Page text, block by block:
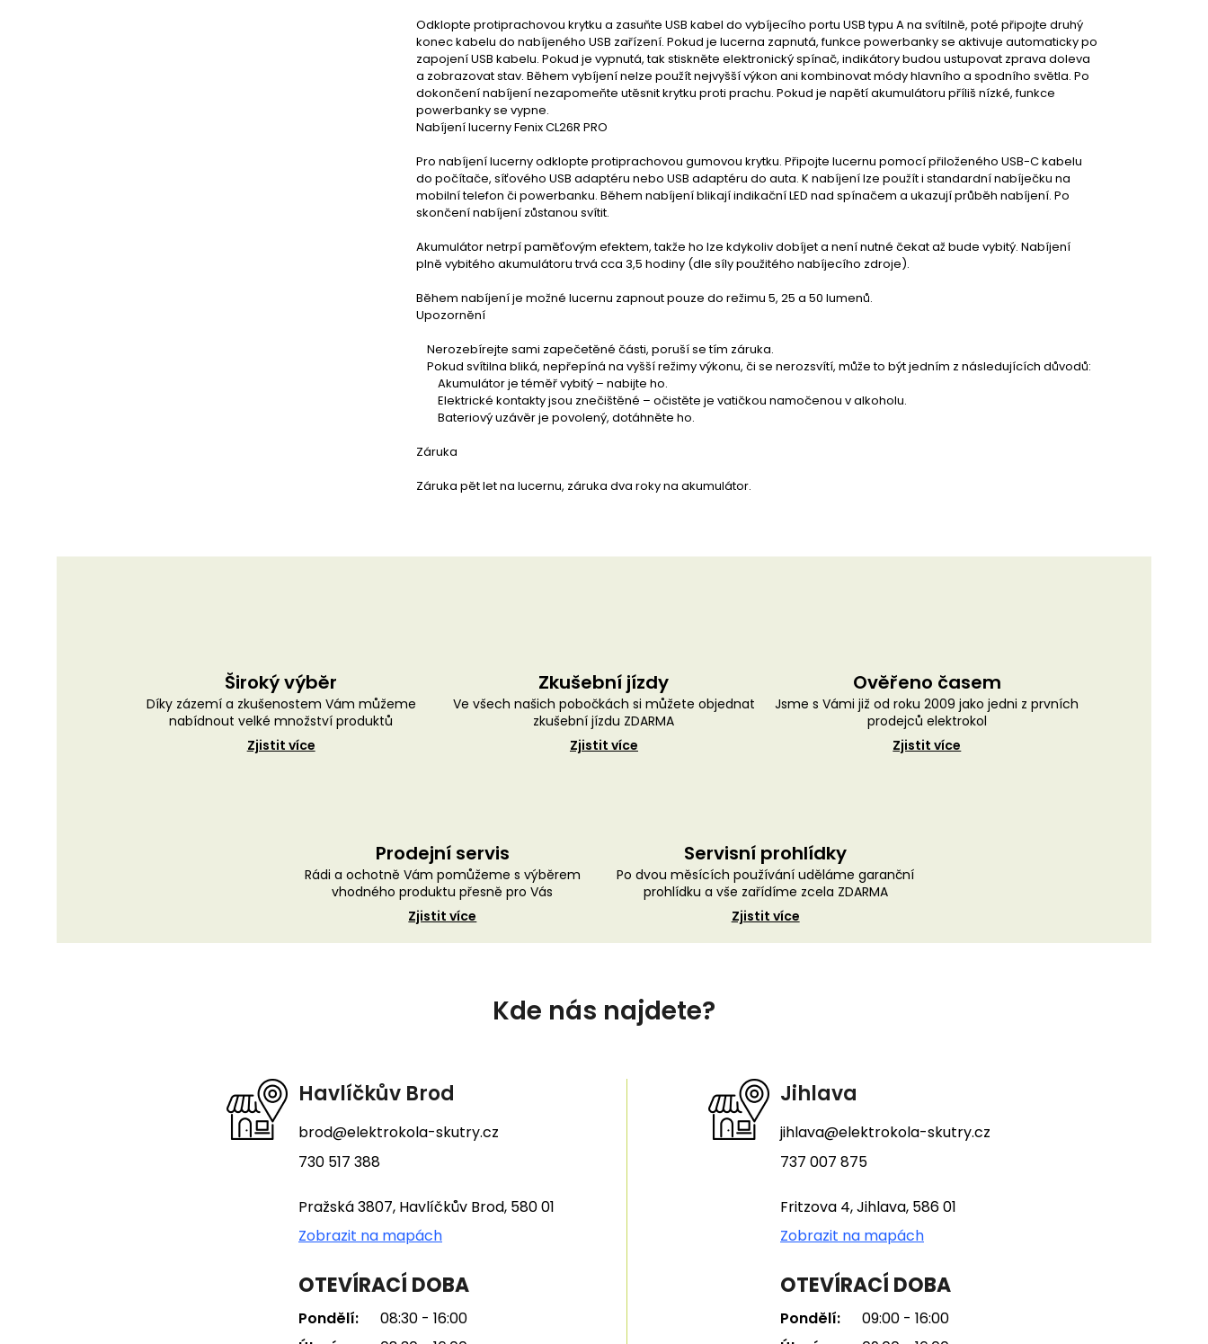
Odklopte protiprachovou krytku a zasuňte USB kabel do vybíjecího portu USB typu A na svítilně, poté připojte druhý
konec kabelu do nabíjeného USB zařízení. Pokud je lucerna zapnutá, funkce powerbanky se aktivuje automaticky po
zapojení USB kabelu. Pokud je vypnutá, tak stiskněte elektronický spínač, indikátory budou ustupovat zprava doleva
a zobrazovat stav. Během vybíjení nelze použít nejvyšší výkon ani kombinovat módy hlavního a spodního světla. Po
dokončení nabíjení nezapomeňte utěsnit krytku proti prachu. Pokud je napětí akumulátoru příliš nízké, funkce
powerbanky se vypne.
Nabíjení lucerny Fenix CL26R PRO
Pro nabíjení lucerny odklopte protiprachovou gumovou krytku. Připojte lucernu pomocí přiloženého USB-C kabelu
do počítače, síťového USB adaptéru nebo USB adaptéru do auta. K nabíjení lze použít i standardní nabíječku na
mobilní telefon či powerbanku. Během nabíjení blikají indikační LED nad spínačem a ukazují průběh nabíjení. Po
skončení nabíjení zůstanou svítit.
Akumulátor netrpí paměťovým efektem, takže ho lze kdykoliv dobíjet a není nutné čekat až bude vybitý. Nabíjení
plně vybitého akumulátoru trvá cca 3,5 hodiny (dle síly použitého nabíjecího zdroje).
Během nabíjení je možné lucernu zapnout pouze do režimu 5, 25 a 50 lumenů.
Upozornění
Nerozebírejte sami zapečetěné části, poruší se tím záruka.
Pokud svítilna bliká, nepřepíná na vyšší režimy výkonu, či se nerozsvítí, může to být jedním z následujících důvodů:
Akumulátor je téměř vybitý – nabijte ho.
Elektrické kontakty jsou znečištěné – očistěte je vatičkou namočenou v alkoholu.
Bateriový uzávěr je povolený, dotáhněte ho.
Záruka
Záruka pět let na lucernu, záruka dva roky na akumulátor.
Široký výběr
Díky zázemí a zkušenostem Vám můžeme
nabídnout velké množství produktů
Zjistit více
Zkušební jízdy
Ve všech našich pobočkách si můžete objednat
zkušební jízdu ZDARMA
Zjistit více
Ověřeno časem
Jsme s Vámi již od roku 2009 jako jedni z prvních
prodejců elektrokol
Zjistit více
Prodejní servis
Rádi a ochotně Vám pomůžeme s výběrem
vhodného produktu přesně pro Vás
Zjistit více
Servisní prohlídky
Po dvou měsících používání uděláme garanční
prohlídku a vše zařídíme zcela ZDARMA
Zjistit více
Kde nás najdete?
Havlíčkův Brod
brod@elektrokola-skutry.cz
730 517 388
Pražská 3807, Havlíčkův Brod, 580 01
Zobrazit na mapách
OTEVÍRACÍ DOBA
Pondělí:
08:30 - 16:00
Jihlava
jihlava@elektrokola-skutry.cz
737 007 875
Fritzova 4, Jihlava, 586 01
Zobrazit na mapách
OTEVÍRACÍ DOBA
Pondělí:
09:00 - 16:00